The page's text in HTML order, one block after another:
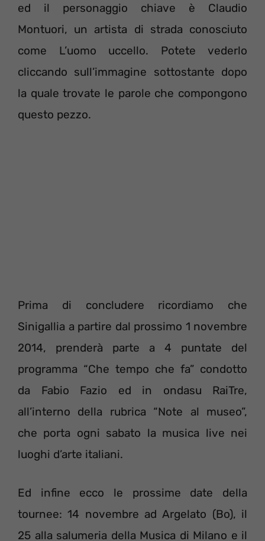
ed il personaggio chiave è Claudio
Montuori, un artista di strada conosciuto
come L’uomo uccello. Potete vederlo
cliccando sull’immagine sottostante dopo
la quale trovate le parole che compongono
questo pezzo.
Prima di concludere ricordiamo che
Sinigallia a partire dal prossimo 1 novembre
2014, prenderà parte a 4 puntate del
programma “Che tempo che fa” condotto
da Fabio Fazio ed in ondasu RaiTre,
all’interno della rubrica “Note al museo”,
che porta ogni sabato la musica live nei
luoghi d’arte italiani.
Ed infine ecco le prossime date della
tournee: 14 novembre ad Argelato (Bo), il
25 alla salumeria della Musica di Milano e il